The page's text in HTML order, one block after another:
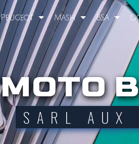
Peugeot Mash BSA
MOTO
SARL AUX